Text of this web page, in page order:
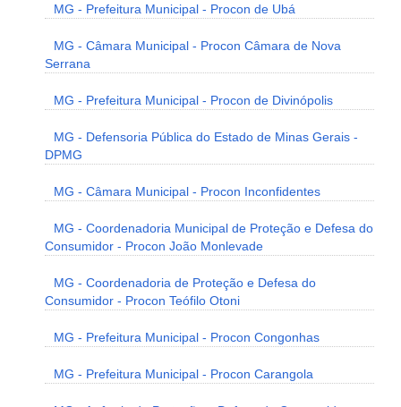
MG - Prefeitura Municipal - Procon de Ubá
MG - Câmara Municipal - Procon Câmara de Nova
Serrana
MG - Prefeitura Municipal - Procon de Divinópolis
MG - Defensoria Pública do Estado de Minas Gerais -
DPMG
MG - Câmara Municipal - Procon Inconfidentes
MG - Coordenadoria Municipal de Proteção e Defesa do
Consumidor - Procon João Monlevade
MG - Coordenadoria de Proteção e Defesa do
Consumidor - Procon Teófilo Otoni
MG - Prefeitura Municipal - Procon Congonhas
MG - Prefeitura Municipal - Procon Carangola